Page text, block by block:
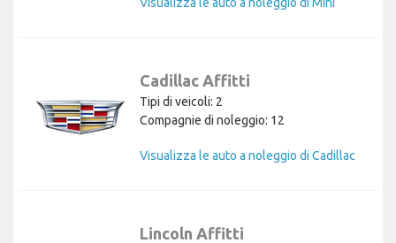
Cadillac Affitti
Tipi di veicoli: 2
Compagnie di noleggio: 12
Visualizza le auto a noleggio di Cadillac
Lincoln Affitti